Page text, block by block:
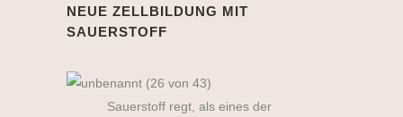
NEUE ZELLBILDUNG MIT
SAUERSTOFF
Sauerstoff regt, als eines der